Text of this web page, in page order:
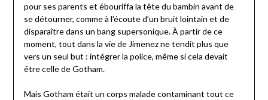
pour ses parents et ébouriffa la tête du bambin avant de
se détourner, comme à l’écoute d’un bruit lointain et de
disparaître dans un bang supersonique. À partir de ce
moment, tout dans la vie de Jimenez ne tendit plus que
vers un seul but : intégrer la police, même si cela devait
être celle de Gotham.
Mais Gotham était un corps malade contaminant tout ce